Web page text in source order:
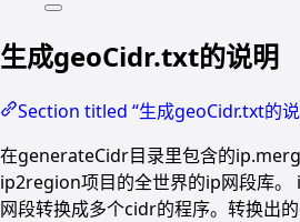
生成geoCidr.txt的说明
Section titled “生成geoCidr.txt的
在generateCidr目录里包含的
ip2region项目的全世界的ip网段库。
网段转换成多个cidr的程序。转换出